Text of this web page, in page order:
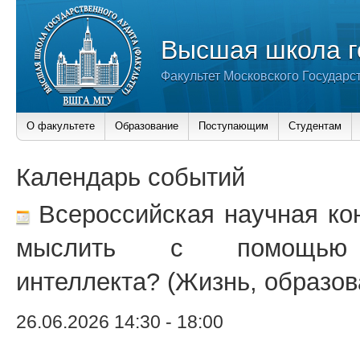
Высшая школа
Факультет Московского
О факультете Образование Поступающим Студентам
Календарь событий
Всероссийская научная
мыслить с помощью
интеллекта? (Жизнь,
26.06.2026 14:30 - 18:00